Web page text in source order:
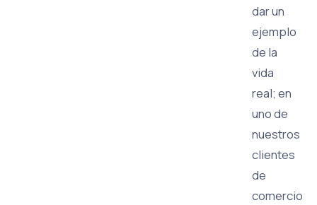
dar un
ejemplo
de la
vida
real; en
uno de
nuestros
clientes
de
comercio